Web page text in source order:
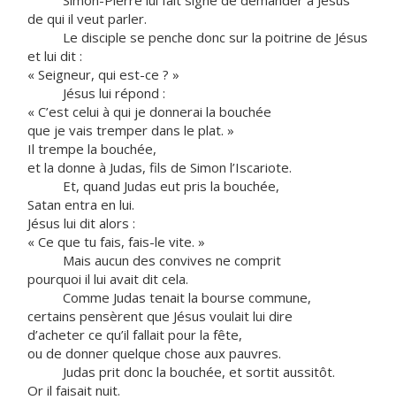
de qui il veut parler.
Le disciple se penche donc sur la poitrine de Jésus
et lui dit :
« Seigneur, qui est-ce ? »
Jésus lui répond :
« C’est celui à qui je donnerai la bouchée
que je vais tremper dans le plat. »
Il trempe la bouchée,
et la donne à Judas, fils de Simon l’Iscariote.
Et, quand Judas eut pris la bouchée,
Satan entra en lui.
Jésus lui dit alors :
« Ce que tu fais, fais-le vite. »
Mais aucun des convives ne comprit
pourquoi il lui avait dit cela.
Comme Judas tenait la bourse commune,
certains pensèrent que Jésus voulait lui dire
d’acheter ce qu’il fallait pour la fête,
ou de donner quelque chose aux pauvres.
Judas prit donc la bouchée, et sortit aussitôt.
Or il faisait nuit.